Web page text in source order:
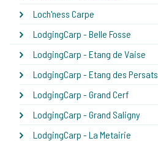
Loch'ness Carpe
LodgingCarp - Belle Fosse
LodgingCarp - Etang de Vaise
LodgingCarp - Etang des Persats
LodgingCarp - Grand Cerf
LodgingCarp - Grand Saligny
LodgingCarp - La Metairie